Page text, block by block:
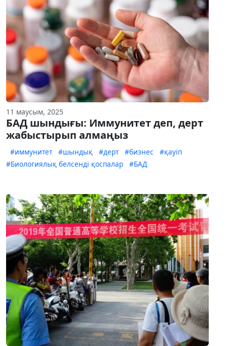
11 маусым, 2025
БАД шындығы: Иммунитет деп, дерт
жабыстырып алмаңыз
#иммунитет #шындық #дерт #бизнес
#қауіп
#Биологиялық белсенді қоспалар
#БАД